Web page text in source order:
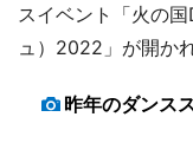
スイベント「火の
ュ）2022」が開かれ
昨年のダンス